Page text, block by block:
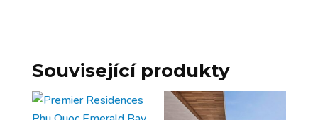
Související produkty